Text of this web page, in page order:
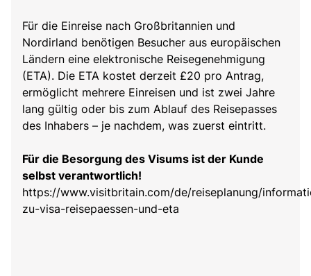
Für die Einreise nach Großbritannien und
Nordirland benötigen Besucher aus europäischen
Ländern eine elektronische Reisegenehmigung
(ETA). Die ETA kostet derzeit £20 pro Antrag,
ermöglicht mehrere Einreisen und ist zwei Jahre
lang gültig oder bis zum Ablauf des Reisepasses
des Inhabers – je nachdem, was zuerst eintritt.
Für die Besorgung des Visums ist der Kunde
selbst verantwortlich!
https://www.visitbritain.com/de/reiseplanung/
zu-visa-reisepaessen-und-eta